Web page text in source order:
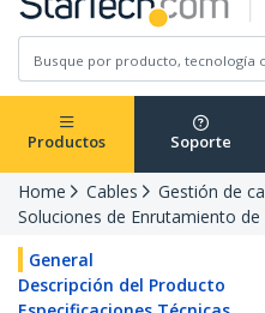
Productos Soporte
Home Cables
Gestión de
Soluciones de Enrutamiento de
General
Descripción del Producto